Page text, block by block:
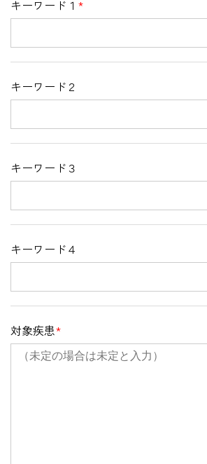
キーワード１ *
キーワード２
キーワード３
キーワード４
対象疾患*